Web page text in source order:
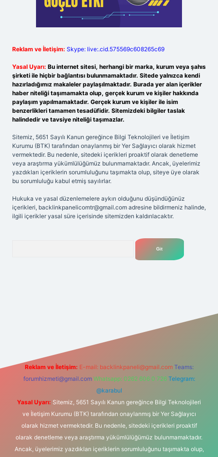
Reklam ve İletişim: Skype: live:.cid.575569c608265c69
Yasal Uyarı: Bu internet sitesi, herhangi bir marka, kurum veya şahıs
şirketi ile hiçbir bağlantısı bulunmamaktadır. Sitede yalnızca kendi
hazırladığımız makaleler paylaşılmaktadır. Burada yer alan içerikler
haber niteliği taşımamakta olup, gerçek kurum ve kişiler hakkında
paylaşım yapılmamaktadır. Gerçek kurum ve kişiler ile isim
benzerlikleri tamamen tesadüfidir. Sitemizdeki bilgiler taslak
halindedir ve tavsiye niteliği taşımazlar.
Sitemiz, 5651 Sayılı Kanun gereğince Bilgi Teknolojileri ve İletişim
Kurumu (BTK) tarafından onaylanmış bir Yer Sağlayıcı olarak hizmet
vermektedir. Bu nedenle, sitedeki içerikleri proaktif olarak denetleme
veya araştırma yükümlülüğümüz bulunmamaktadır. Ancak, üyelerimiz
yazdıkları içeriklerin sorumluluğunu taşımakta olup, siteye üye olarak
bu sorumluluğu kabul etmiş sayılırlar.
Hukuka ve yasal düzenlemelere aykırı olduğunu düşündüğünüz
içerikleri, backlinkpanelicomtr@gmail.com adresine bildirmeniz halinde,
ilgili içerikler yasal süre içerisinde sitemizden kaldırılacaktır.
Reklam ve İletişim: E-mail: backlinkpaneli@gmail.com Teams:
forumhizmeti@gmail.com Whatsapp: 0262 606 0 726 Telegram:
@karabul
Yasal Uyarı: Sitemiz, 5651 Sayılı Kanun gereğince Bilgi Teknolojileri
ve İletişim Kurumu (BTK) tarafından onaylanmış bir Yer Sağlayıcı
olarak hizmet vermektedir. Bu nedenle, sitedeki içerikleri proaktif
olarak denetleme veya araştırma yükümlülüğümüz bulunmamaktadır.
Ancak, üyelerimiz yazdıkları içeriklerin sorumluluğunu taşımakta olup,